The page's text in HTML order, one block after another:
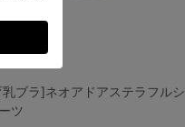
乳ブラ]ネオアドアステラフルシ
ツ